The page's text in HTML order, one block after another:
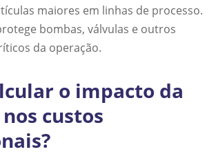
maiores em linhas de processo.
bombas, válvulas e outros
da operação.
o impacto da
custos